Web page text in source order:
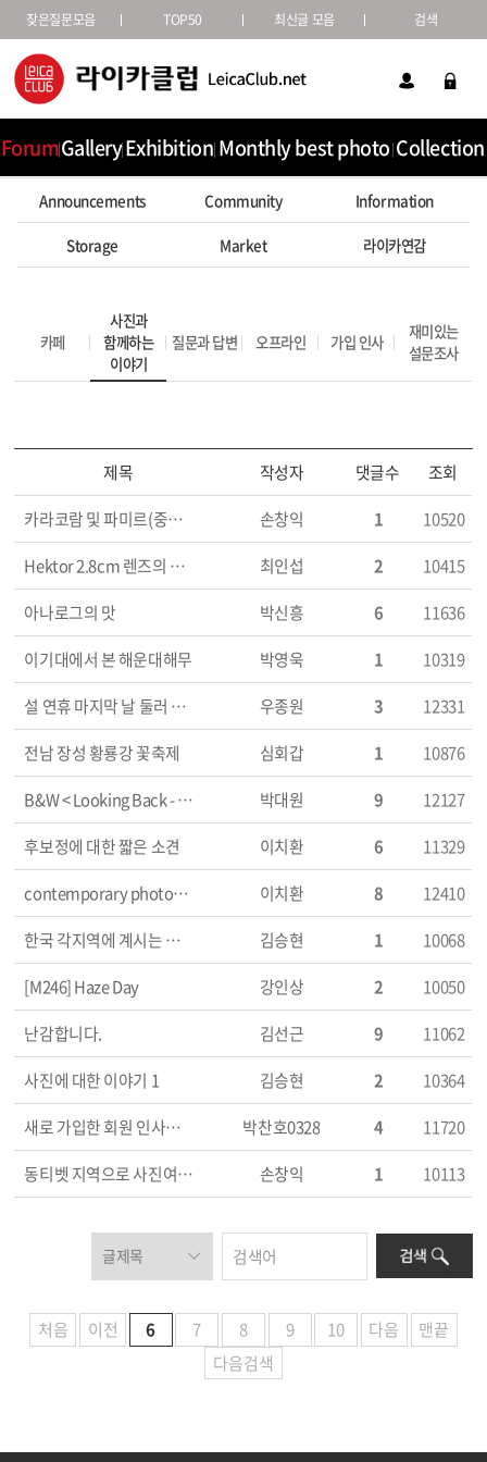
잦은질문모음 TOP50 최신글 모음 검색
ForumGalleryExhibition Monthly best photo Collection
Announcements Community Information
Storage Market 라이카연감
카페
사진과
함께하는
이야기
질문과 답변 오프라인 가입 인사
재미있는
설문조사
제목 작성자 댓글수
조회
카라코람 및 파미르(중국령) 여행....
손창익 1
10520
Hektor 2.8cm 렌즈의 변신
최인섭 2
10415
아나로그의 맛
박신흥 6
11636
이기대에서 본 해운대해무
박영욱 1
10319
설 연휴 마지막 날 둘러 본 문래동
우종원 3
12331
전남 장성 황룡강 꽃축제
심회갑 1
10876
B&W < Looking Back - Looking Forward > 콘테스트 이야기
박대원 9
12127
후보정에 대한 짧은 소견
이치환 6
11329
contemporary photography라고 하는 사진
이치환 8
12410
한국 각지역에 계시는 라이카회원분들....^^
김승현 1
10068
[M246] Haze Day
강인상 2
10050
난감합니다.
김선근 9
11062
사진에 대한 이야기 1
김승현 2
10364
새로 가입한 회원 인사드립니다^^
박찬호0328 4
11720
동티벳 지역으로 사진여행을...
손창익 1 10113
처음 이전 6 7 8 9 10 다음
맨끝
다음검색